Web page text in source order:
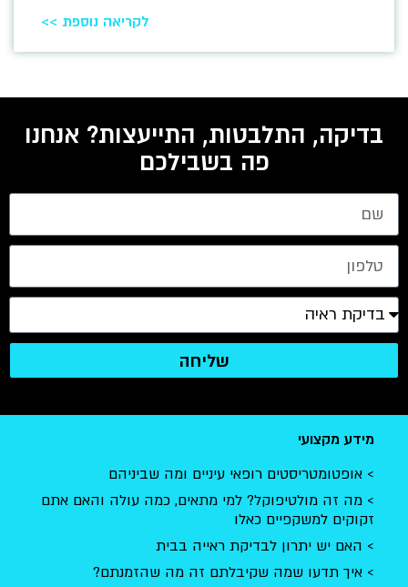
לקריאה נוספת >>
בדיקה, התלבטות, התייעצות? אנחנו
פה בשבילכם
שליחה
מידע מקצועי
אופטומטריסטים רופאי עיניים ומה שביניהם
מה זה מולטיפוקל? למי מתאים, כמה עולה והאם אתם
זקוקים למשקפיים כאלו
האם יש יתרון לבדיקת ראייה בבית
איך תדעו שמה שקיבלתם זה מה שהזמנתם?